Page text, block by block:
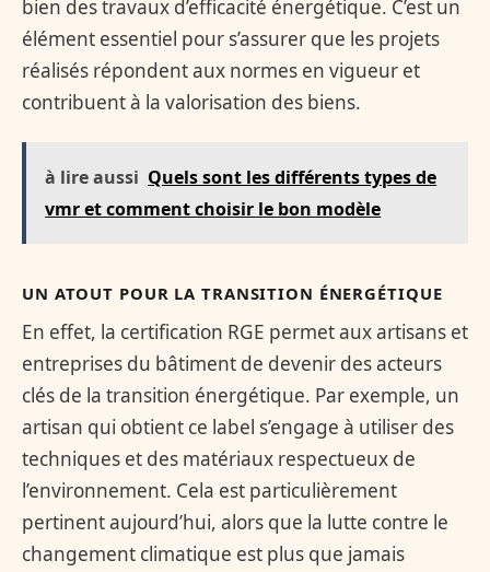
bien des travaux d’efficacité énergétique. C’est un
élément essentiel pour s’assurer que les projets
réalisés répondent aux normes en vigueur et
contribuent à la valorisation des biens.
à lire aussi Quels sont les différents types de
vmr et comment choisir le bon modèle
UN ATOUT POUR LA TRANSITION ÉNERGÉTIQUE
En effet, la certification RGE permet aux artisans et
entreprises du bâtiment de devenir des acteurs
clés de la transition énergétique. Par exemple, un
artisan qui obtient ce label s’engage à utiliser des
techniques et des matériaux respectueux de
l’environnement. Cela est particulièrement
pertinent aujourd’hui, alors que la lutte contre le
changement climatique est plus que jamais